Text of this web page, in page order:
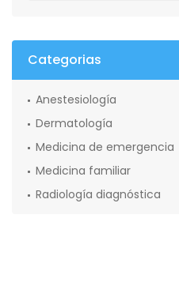
Categorias
Anestesiología
Dermatología
Medicina de emergencia
Medicina familiar
Radiología diagnóstica